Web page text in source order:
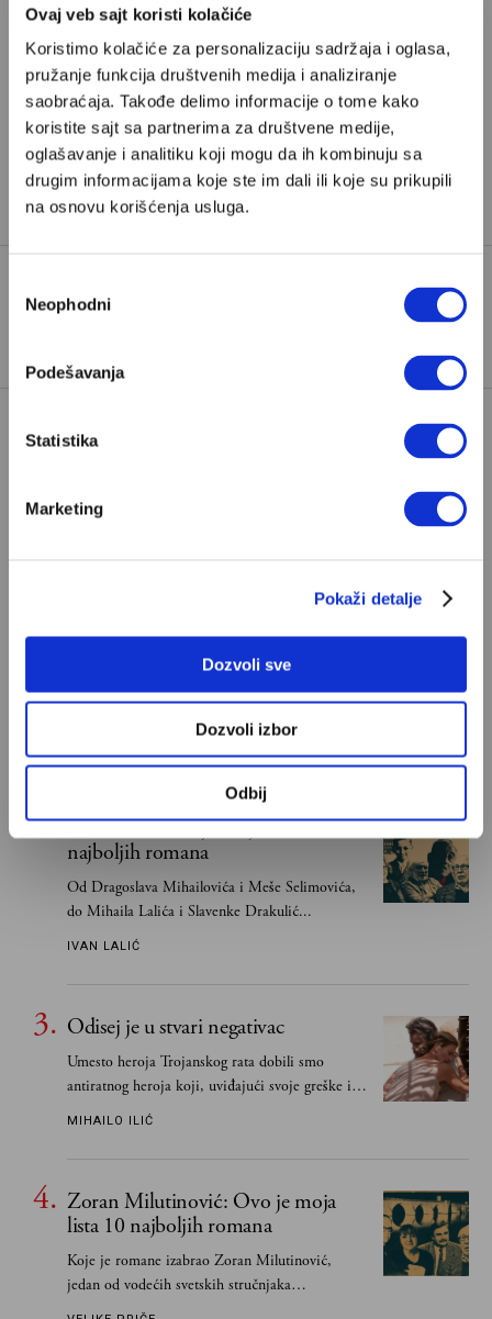
Ovaj veb sajt koristi kolačiće
Koristimo kolačiće za personalizaciju sadržaja i oglasa,
pružanje funkcija društvenih medija i analiziranje
saobraćaja. Takođe delimo informacije o tome kako
koristite sajt sa partnerima za društvene medije,
oglašavanje i analitiku koji mogu da ih kombinuju sa
drugim informacijama koje ste im dali ili koje su prikupili
na osnovu korišćenja usluga.
сагласности
Neophodni
Podešavanja
Statistika
Marketing
Pokaži detalje
Dozvoli sve
Dozvoli izbor
Odbij
Pretplata
Već imate nalog?Ulogujte se
Milan Damjanacje psihoterapeut, edukator i
predsednik PLK Centra
TAGOVI: PARTNERSKI ODNOSI VEZE
Znam, uglavnom se govori da je Bog ljubav. Ali
tek retki mogu da podnesu slobodu
Ivan Lalić: Ovo je moja lista 10
najboljih romana
Od Dragoslava Mihailovića i Meše Selimovića,
do Mihaila Lalića i Slavenke Drakulić...
IVAN LALIĆ
Odisej je u stvari negativac
Umesto heroja Trojanskog rata dobili smo
antiratnog heroja koji, uviđajući svoje greške i
učeći na njima, shvata da postoje stvari koje su
MIHAILO ILIĆ
Zoran Milutinović: Ovo je moja
lista 10 najboljih romana
Koje je romane izabrao Zoran Milutinović,
jedan od vodećih svetskih stručnjaka
južnoslovenske književnosti